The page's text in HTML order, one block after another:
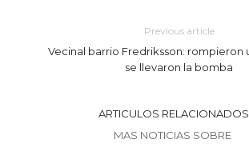
Previous article
Vecinal barrio Fredriksson: rompieron
se llevaron la bomba
ARTICULOS RELACIONADOS
MAS NOTICIAS SOBRE